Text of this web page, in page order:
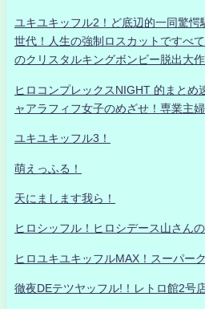
ユキユキッフル2！ど底辺的一同驚愕
世代！人生の強制ロスカットですべ
のクリスタルキングボンビー脱出大
ヒロコンプレックスNIGHT 的まとめ
ャアラフィフ女子のめざせ！専業主
ユキユキッフル3！
萌えっふる！
天にまします我ら！
ヒロシッフル！ヒロシデース山さん
ヒロユキユキッフルMAX！スーパー
徹夜DEテツヤッフル!！レトロ館2号店